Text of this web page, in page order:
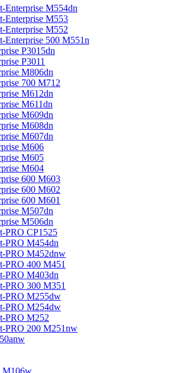
Enterprise M554dn
Enterprise M553
Enterprise M552
Enterprise 500 M551n
P3015dn
P3011
M806dn
700 M712
M612dn
M611dn
M609dn
M608dn
M607dn
M606
M605
M604
600 M603
600 M602
600 M601
M507dn
M506dn
PRO CP1525
PRO M454dn
PRO M452dnw
PRO 400 M451
PRO M403dn
PRO 300 M351
PRO M255dw
PRO M254dw
PRO M252
PRO 200 M251nw
M106w